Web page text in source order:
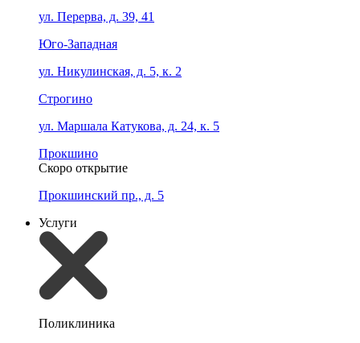
ул. Перерва, д. 39, 41
Юго-Западная
ул. Никулинская, д. 5, к. 2
Строгино
ул. Маршала Катукова, д. 24, к. 5
Прокшино
Скоро открытие
Прокшинский пр., д. 5
Услуги
Поликлиника